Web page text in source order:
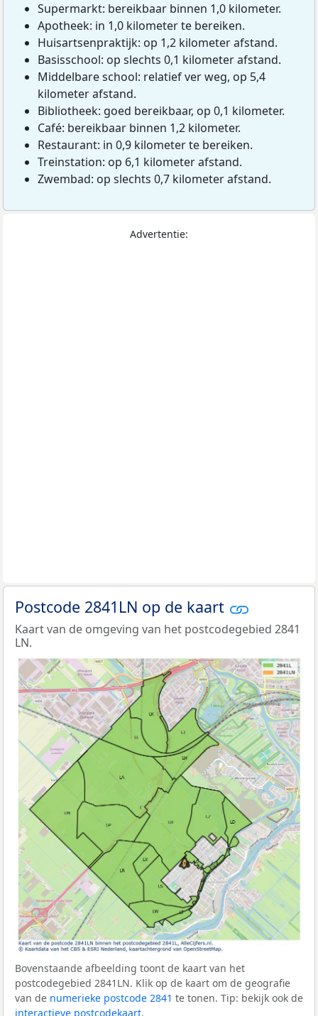
Supermarkt: bereikbaar binnen 1,0 kilometer.
Apotheek: in 1,0 kilometer te bereiken.
Huisartsenpraktijk: op 1,2 kilometer afstand.
Basisschool: op slechts 0,1 kilometer afstand.
Middelbare school: relatief ver weg, op 5,4
kilometer afstand.
Bibliotheek: goed bereikbaar, op 0,1 kilometer.
Café: bereikbaar binnen 1,2 kilometer.
Restaurant: in 0,9 kilometer te bereiken.
Treinstation: op 6,1 kilometer afstand.
Zwembad: op slechts 0,7 kilometer afstand.
Advertentie:
Postcode 2841LN op de kaart
Kaart van de omgeving van het postcodegebied 2841
LN.
Bovenstaande afbeelding toont de kaart van het
postcodegebied 2841LN. Klik op de kaart om de geografie
van de numerieke postcode 2841 te tonen. Tip: bekijk ook de
interactieve postcodekaart.